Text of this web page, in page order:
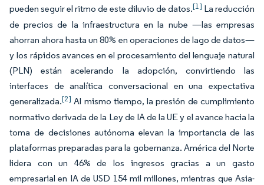
pueden seguir el ritmo de este diluvio de datos.[1] La reducción
de precios de la infraestructura en la nube —las empresas
ahorran ahora hasta un 80% en operaciones de lago de datos—
y los rápidos avances en el procesamiento del lenguaje natural
(PLN) están acelerando la adopción, convirtiendo las
interfaces de analítica conversacional en una expectativa
generalizada.[2] Al mismo tiempo, la presión de cumplimiento
normativo derivada de la Ley de IA de la UE y el avance hacia la
toma de decisiones autónoma elevan la importancia de las
plataformas preparadas para la gobernanza. América del Norte
lidera con un 46% de los ingresos gracias a un gasto
empresarial en IA de USD 154 mil millones, mientras que Asia-